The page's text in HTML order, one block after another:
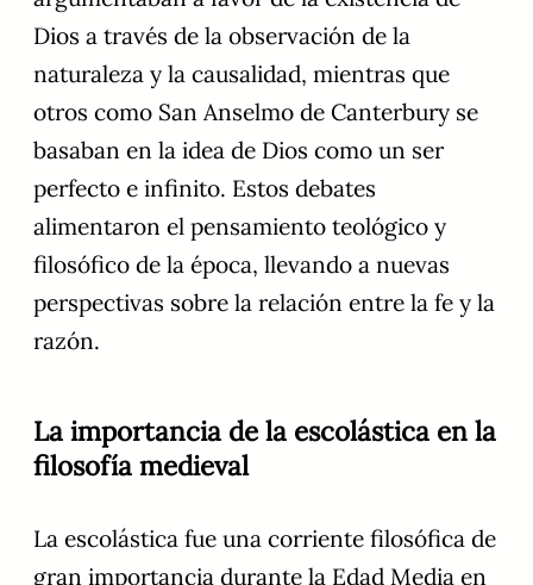
Dios a través de la observación de la
naturaleza y la causalidad, mientras que
otros como San Anselmo de Canterbury se
basaban en la idea de Dios como un ser
perfecto e infinito. Estos debates
alimentaron el pensamiento teológico y
filosófico de la época, llevando a nuevas
perspectivas sobre la relación entre la fe y la
razón.
La importancia de la escolástica en la
filosofía medieval
La escolástica fue una corriente filosófica de
gran importancia durante la Edad Media en